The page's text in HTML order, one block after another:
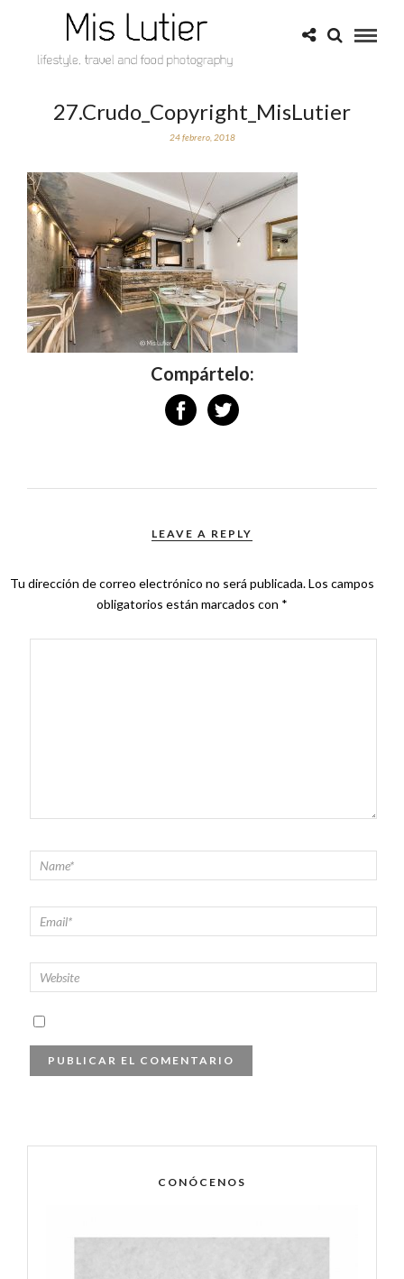
27.Crudo_Copyright_MisLutier
24 febrero, 2018
Compártelo:
LEAVE A REPLY
Tu dirección de correo electrónico no será publicada.Los campos
obligatorios están marcados con *
CONÓCENOS